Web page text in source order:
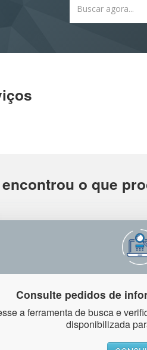
o que
Consulte pedidos de
a ferramenta de busca e
disponibilizada